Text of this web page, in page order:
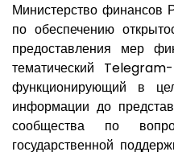
Министерство финансов
по обеспечению
предоставления мер
тематический
функционирующий в
информации до
сообщества по
государственной